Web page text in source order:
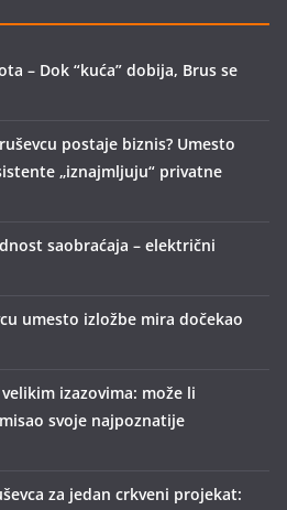
– Dok “kuća” dobija, Brus se
postaje biznis? Umesto
„iznajmljuju“ privatne
saobraćaja – električni
umesto izložbe mira dočekao
izazovima: može li
svoje najpoznatije
za jedan crkveni projekat: